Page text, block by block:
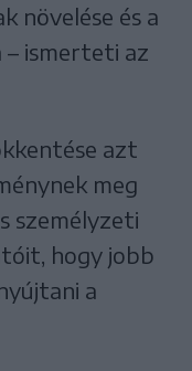
növelése és a
– ismerteti az
azt
meg
személyzeti
hogy jobb
a